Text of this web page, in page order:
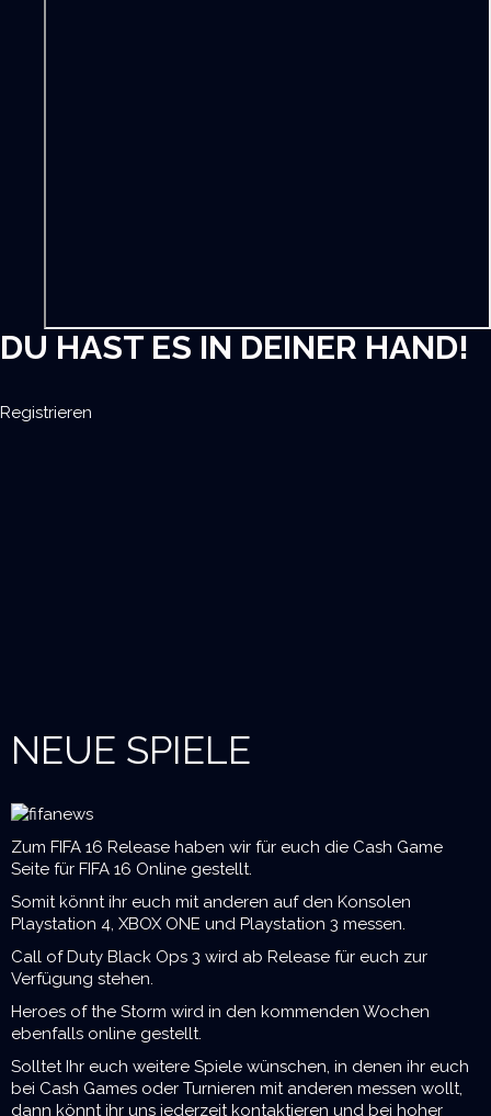
DU HAST ES IN DEINER HAND!
Registrieren
NEUE SPIELE
Zum FIFA 16 Release haben wir für euch die Cash Game
Seite für FIFA 16 Online gestellt.
Somit könnt ihr euch mit anderen auf den Konsolen
Playstation 4, XBOX ONE und Playstation 3 messen.
Call of Duty Black Ops 3 wird ab Release für euch zur
Verfügung stehen.
Heroes of the Storm wird in den kommenden Wochen
ebenfalls online gestellt.
Solltet Ihr euch weitere Spiele wünschen, in denen ihr euch
bei Cash Games oder Turnieren mit anderen messen wollt,
dann könnt ihr uns jederzeit kontaktieren und bei hoher